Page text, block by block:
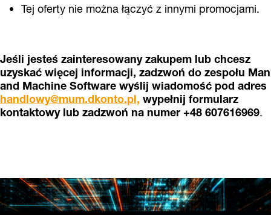
Tej oferty nie można łączyć z innymi promocjami.
Jeśli jesteś zainteresowany zakupem lub chcesz
uzyskać więcej informacji, zadzwoń do zespołu Man
and Machine Software wyślij wiadomość pod adres
handlowy@mum.dkonto.pl, wypełnij formularz
kontaktowy lub zadzwoń na numer +48 607616969.